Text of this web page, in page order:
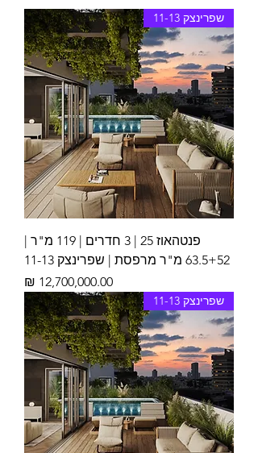
שפרינצק 11-13
פנטהאוז 25 | 3 חדרים | 119 מ"ר |
63.5+52 מ"ר מרפסת | שפרינצק 11-13
מחיר
שפרינצק 11-13